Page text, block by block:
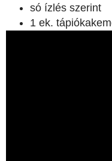
só ízlés szerint
1 ek.